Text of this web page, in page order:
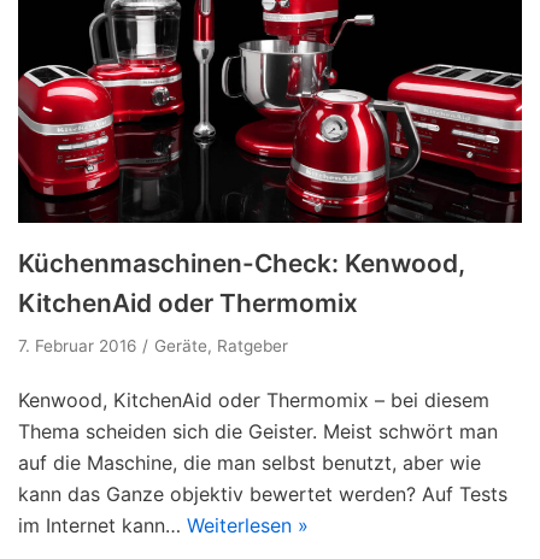
Küchenmaschinen-Check: Kenwood,
KitchenAid oder Thermomix
7. Februar 2016 Geräte, Ratgeber
Kenwood, KitchenAid oder Thermomix – bei diesem
Thema scheiden sich die Geister. Meist schwört man
auf die Maschine, die man selbst benutzt, aber wie
kann das Ganze objektiv bewertet werden? Auf Tests
im Internet kann… Weiterlesen »